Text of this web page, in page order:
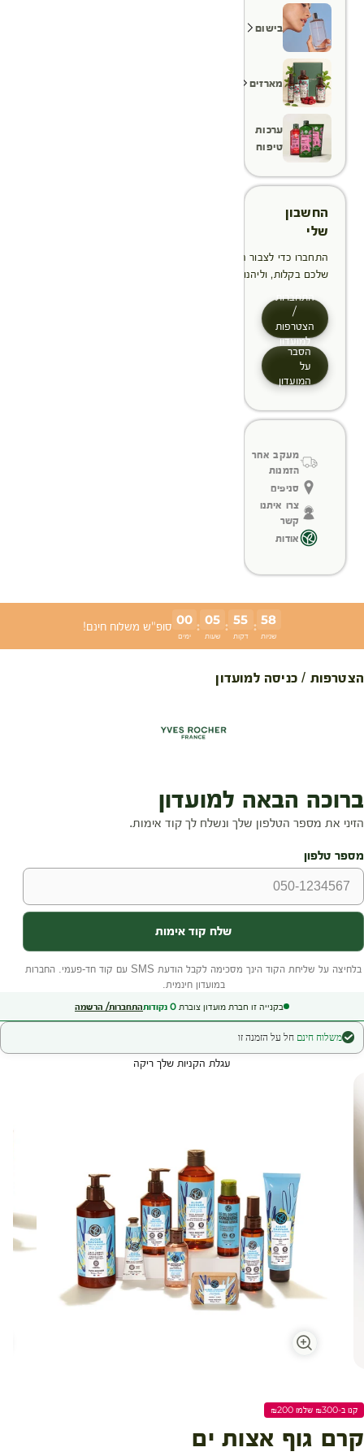
בישום
מארזים
ערכות
טיפוח
החשבון
שלי
התחברו כדי לצבור הטבות, לנהל ולעקוב אחר ההזמנות
שלכם בקלות, וליהנות מתהליך תשלום מהיר יותר
התחברות
/
הצטרפות
למועדון
הסבר
על
המועדון
מעקב אחר
הזמנות
סניפים
צרו איתנו
קשר
אודות
00
ימים
: 05
שעות
: 55
דקות
: 58
שניות
סופ"ש משלוח חינם!
הצטרפות / כניסה למועדון
בקנייה זו חברת מועדון צוברת 0 נקודותהתחברות/ הרשמה
משלוח חינם חל על הזמנה זו
עגלת הקניות שלך ריקה
קנו ב-₪300 שלמו ₪200
קרם גוף אצות ים